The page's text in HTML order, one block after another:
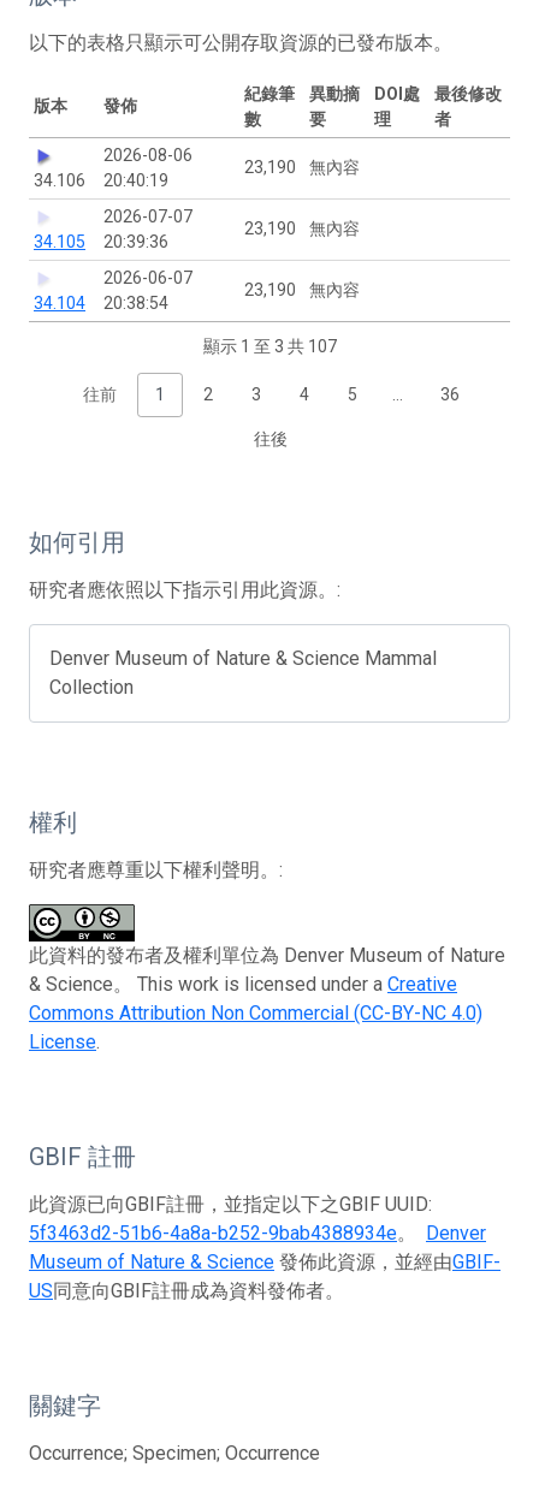
以下的表格只顯示可公開存取資源的已發布版本。
版本 發佈
紀錄筆
數
異動摘
要
DOI處
理
最後修改
者
34.106
2026-08-06
20:40:19
23,190 無內容
34.105
2026-07-07
20:39:36
23,190 無內容
34.104
2026-06-07
20:38:54
23,190 無內容
顯示 1 至 3 共 107
往前 1 2 3 4 5 36
往後
如何引用
研究者應依照以下指示引用此資源。:
Denver Museum of Nature & Science Mammal
Collection
權利
研究者應尊重以下權利聲明。:
此資料的發布者及權利單位為 Denver Museum of Nature
& Science。 This work is licensed under a Creative
Commons Attribution Non Commercial (CC-BY-NC 4.0)
License.
GBIF 註冊
此資源已向GBIF註冊，並指定以下之GBIF UUID:
5f3463d2-51b6-4a8a-b252-9bab4388934e。 Denver
Museum of Nature & Science 發佈此資源，並經由GBIF-
US同意向GBIF註冊成為資料發佈者。
關鍵字
Occurrence; Specimen; Occurrence